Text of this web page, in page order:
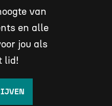
van
en alle
jou als
lid!